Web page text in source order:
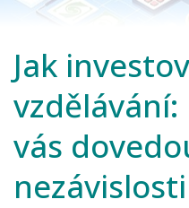
Jak
vás
nezávislosti